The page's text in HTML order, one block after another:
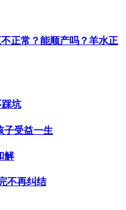
正常？能顺产吗？羊水正
坑
子受益一生
解
不再纠结